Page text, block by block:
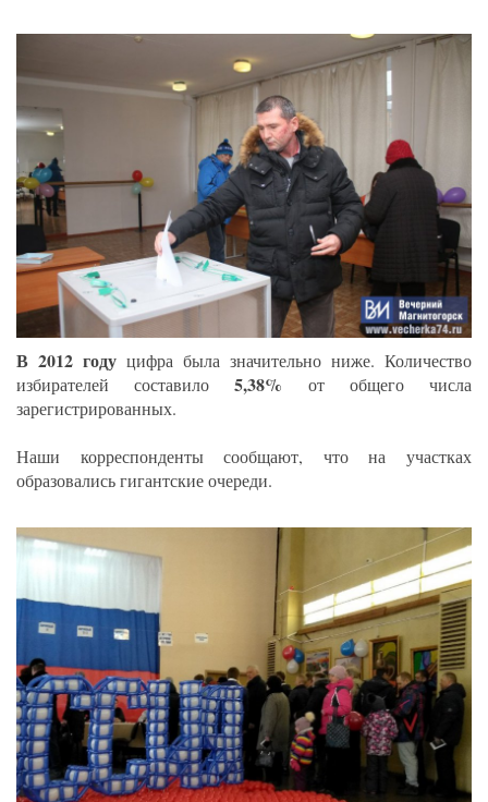
В 2012 году цифра была значительно ниже. Количество
избирателей составило5,38% от общего числа
зарегистрированных.
Наши корреспонденты сообщают, что на участках
образовались гигантские очереди.